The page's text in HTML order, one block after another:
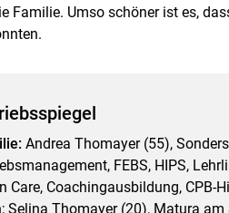
Familie. Umso schöner ist es,
Andrea Thomayer (55),
FEBS, HIPS,
Care, Coachingausbildung, CPB-
Selina Thomayer (20), Matura am